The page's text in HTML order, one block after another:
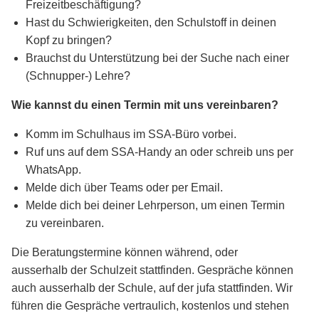
Freizeitbeschäftigung?
Hast du Schwierigkeiten, den Schulstoff in deinen
Kopf zu bringen?
Brauchst du Unterstützung bei der Suche nach einer
(Schnupper-) Lehre?
Wie kannst du einen Termin mit uns vereinbaren?
Komm im Schulhaus im SSA-Büro vorbei.
Ruf uns auf dem SSA-Handy an oder schreib uns per
WhatsApp.
Melde dich über Teams oder per Email.
Melde dich bei deiner Lehrperson, um einen Termin
zu vereinbaren.
Die Beratungstermine können während, oder
ausserhalb der Schulzeit stattfinden. Gespräche können
auch ausserhalb der Schule, auf der jufa stattfinden. Wir
führen die Gespräche vertraulich, kostenlos und stehen